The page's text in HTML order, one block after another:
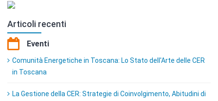
Articoli recenti
Eventi
Comunità Energetiche in Toscana: Lo Stato dell'Arte delle CER
in Toscana
La Gestione della CER: Strategie di Coinvolgimento, Abitudini di